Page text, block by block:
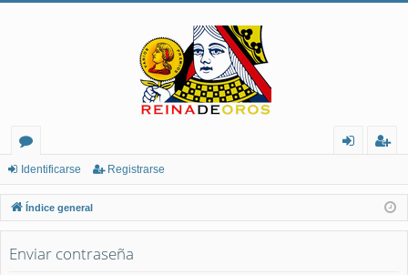
or
os
nt
ifi
ist
ra
Identificarse Registrarse
Índice general
Enviar contraseña